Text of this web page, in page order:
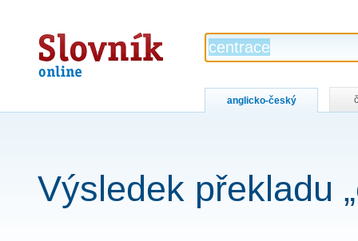
Slovník
online
anglicko-český
Výsledek překladu